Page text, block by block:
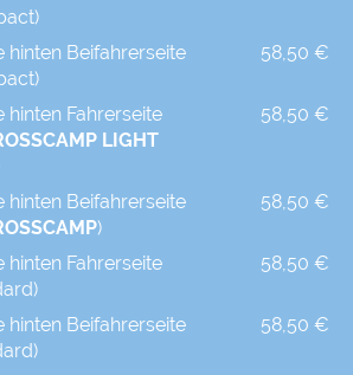
hinten Beifahrerseite
58,50 €
hinten Fahrerseite
LIGHT
58,50 €
hinten Beifahrerseite
)
58,50 €
hinten Fahrerseite
58,50 €
hinten Beifahrerseite
58,50 €